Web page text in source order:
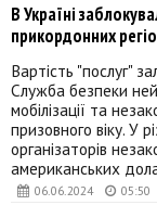
06.06.2024 05:50
В Україні
прикордонних
Вартість "послуг"
Служба безпеки
мобілізації та
призовного віку. У
організаторів
американських